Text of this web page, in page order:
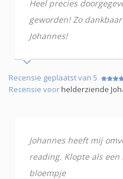
Heel precies
geworden! Zo
Johannes!
Recensie geplaatst van 5
Recensie voorhelderziende
Johannes heeft mij
reading. Klopte als
bloempje